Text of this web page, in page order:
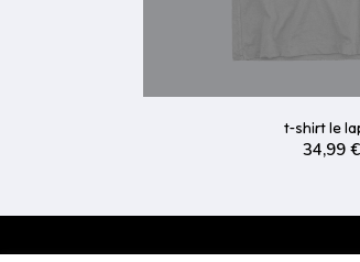
t-shirt le
34,99 €